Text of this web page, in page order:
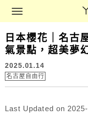
Main Menu
日本櫻花｜名古
氣景點，超美夢
2025.01.14
名古屋自由行
Last Updated on